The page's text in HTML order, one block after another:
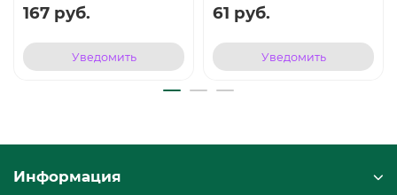
167 руб.
Уведомить
61 руб.
Уведомить
Информация